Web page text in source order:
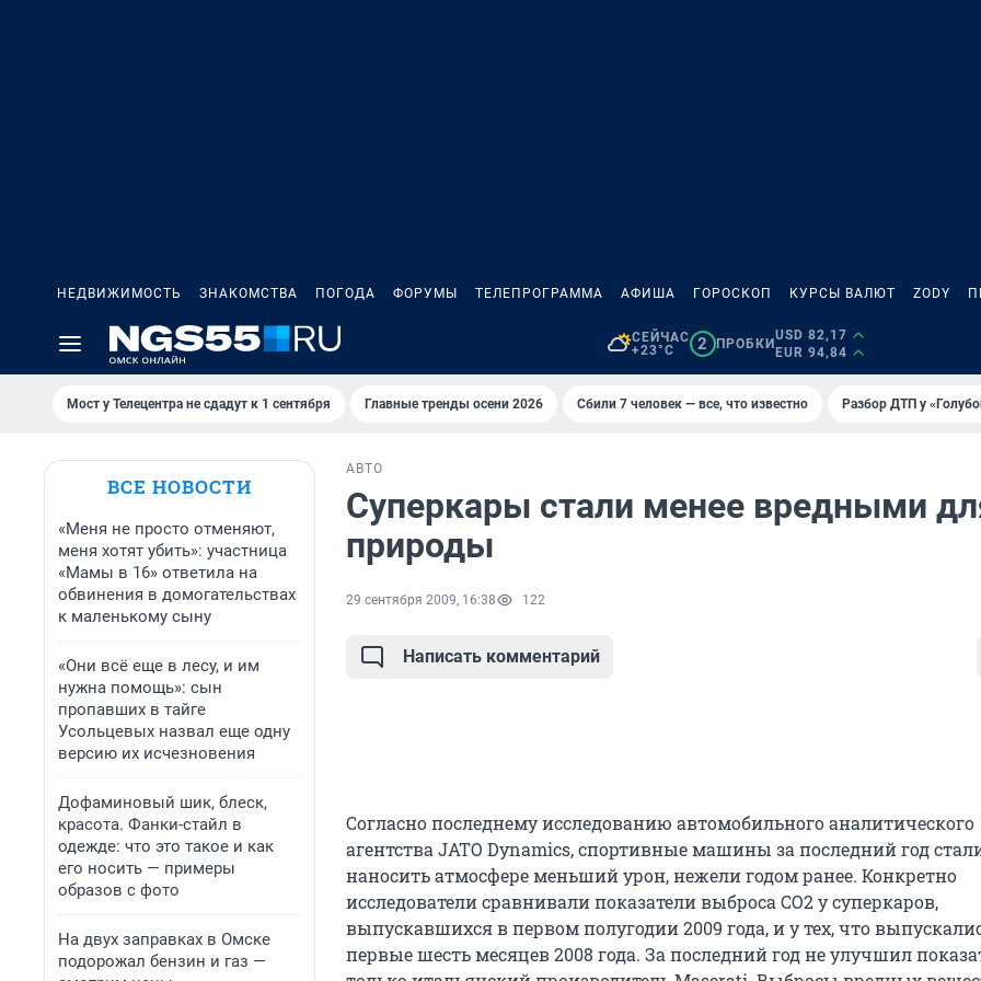
НЕДВИЖИМОСТЬ ЗНАКОМСТВА ПОГОДА ФОРУМЫ ТЕЛЕПРОГРАММА АФИША ГОРОСКОП КУРСЫ ВАЛЮТ ZODY
СЕЙЧАС
+23°C
2 ПРОБКИ
USD 82,17
EUR 94,84
Мост у Телецентра не сдадут к 1 сентября Главные тренды осени 2026 Сбили 7 человек — все, что известно Разбор ДТП у
ВСЕ НОВОСТИ
«Меня не просто отменяют,
меня хотят убить»: участница
«Мамы в 16» ответила на
обвинения в домогательствах
к маленькому сыну
«Они всё еще в лесу, и им
нужна помощь»: сын
пропавших в тайге
Усольцевых назвал еще одну
версию их исчезновения
Дофаминовый шик, блеск,
красота. Фанки-стайл в
одежде: что это такое и как
его носить — примеры
образов с фото
На двух заправках в Омске
подорожал бензин и газ —
АВТО
Суперкары стали менее вредными
природы
29 сентября 2009, 16:38 122
Написать комментарий
Согласно последнему исследованию автомобильного аналитического
агентства JATO Dynamics, спортивные машины за последний год
наносить атмосфере меньший урон, нежели годом ранее. Конкретно
исследователи сравнивали показатели выброса CO2 у суперкаров,
выпускавшихся в первом полугодии 2009 года, и у тех, что
первые шесть месяцев 2008 года. За последний год не улучшил